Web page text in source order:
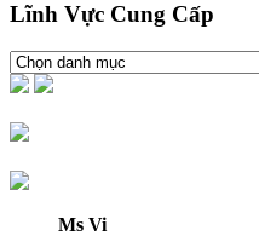
Lĩnh Vực Cung Cấp
Ms Vi